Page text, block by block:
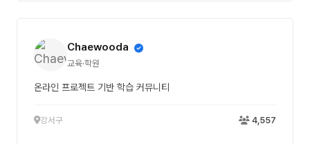
Chaewooda
교육·학원
온라인 프로젝트 기반 학습 커뮤니티
강서구 4,557